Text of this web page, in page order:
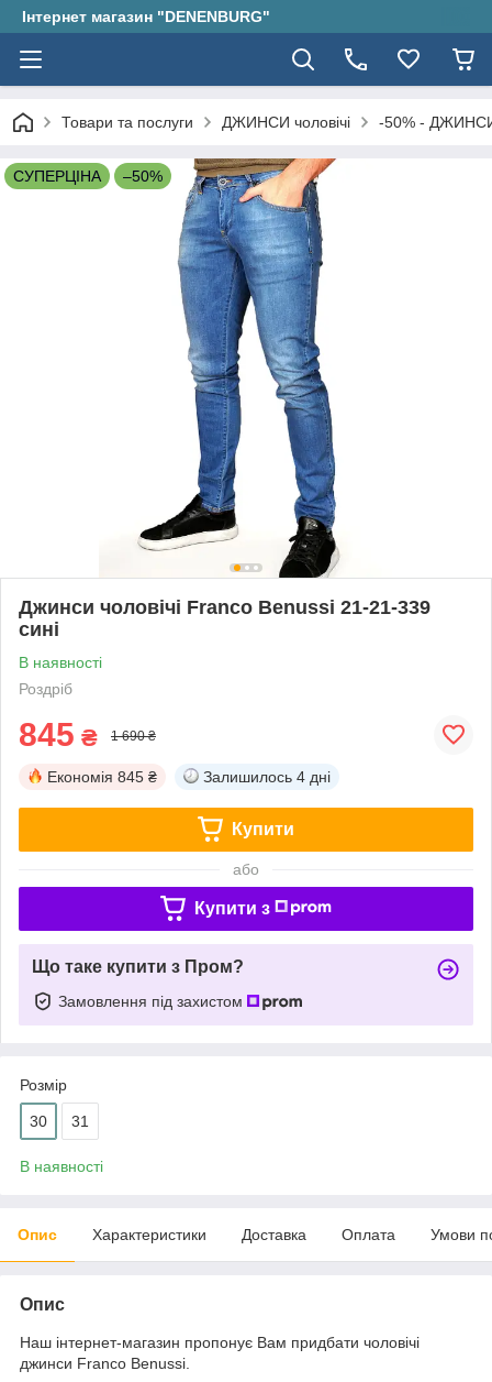
Інтернет магазин "DENENBURG"
Товари та послуги ДЖИНСИ чоловічі -50% - ДЖИНСИ
СУПЕРЦІНА –50%
Джинси чоловічі Franco Benussi 21-21-339
сині
В наявності
Роздріб
845 ₴ 1 690 ₴
Економія 845 ₴ Залишилось 4 дні
Купити
або
Купити з
Що таке купити з Пром?
Замовлення під захистом
Розмір
30 31
В наявності
Опис Характеристики Доставка Оплата Умови
Опис
Наш інтернет-магазин пропонує Вам придбати чоловічі
джинси Franco Benussi.